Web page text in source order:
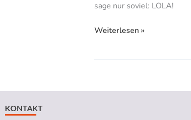
sage nur soviel: LOLA!
Weiterlesen »
KONTAKT